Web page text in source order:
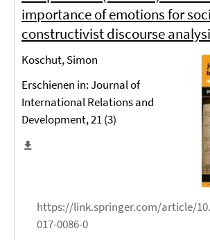
importance of emotions for
constructivist discourse
Koschut, Simon
Erschienen in: Journal of
International Relations and
Development, 21 (3)
https://link.springer.com/article/
017-0086-0